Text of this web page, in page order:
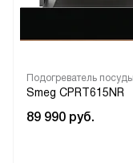
Подогреватель посуды
Smeg CPRT615NR
89 990 руб.